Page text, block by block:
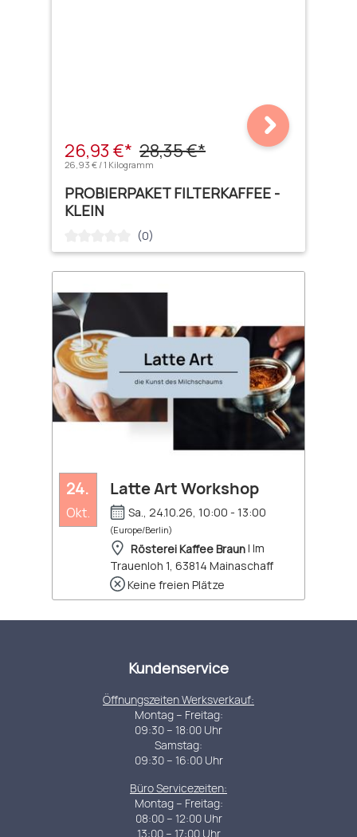
26,93 €* 28,35 €*
26,93 € / 1 Kilogramm
PROBIERPAKET FILTERKAFFEE -
KLEIN
Durchschnittliche Bewertung von 0 von 5 Sternen
(0)
24.
Okt.
Latte Art Workshop
Sa., 24.10.26, 10:00 - 13:00
(Europe/Berlin)
Rösterei Kaffee Braun| Im
Trauenloh 1, 63814 Mainaschaff
Keine freien Plätze
Kundenservice
Öffnungszeiten Werksverkauf:
Montag – Freitag:
09:30 – 18:00 Uhr
Samstag:
09:30 – 16:00 Uhr
Büro Servicezeiten:
Montag – Freitag:
08:00 – 12:00 Uhr
13:00 – 17:00 Uhr